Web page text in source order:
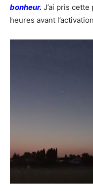
bonheur. J’ai pris
heures avant